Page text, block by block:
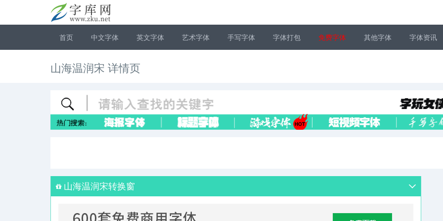
首页 中文字体 英文字体 艺术字体 手写字体 字体打包 免费字体 其他字体 字体资讯
山海温润宋 详情页
山海温润宋转换窗